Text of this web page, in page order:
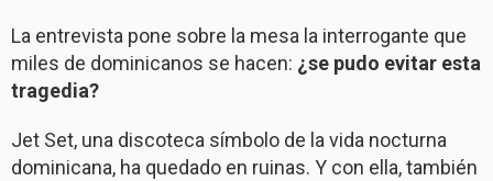
La entrevista pone sobre la mesa la interrogante que
miles de dominicanos se hacen: ¿se pudo evitar esta
tragedia?
Jet Set, una discoteca símbolo de la vida nocturna
dominicana, ha quedado en ruinas. Y con ella, también